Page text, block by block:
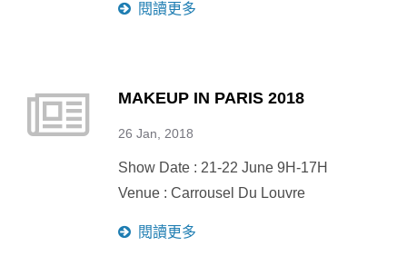
閱讀更多
MAKEUP IN PARIS 2018
26 Jan, 2018
Show Date : 21-22 June 9H-17H
Venue : Carrousel Du Louvre
閱讀更多